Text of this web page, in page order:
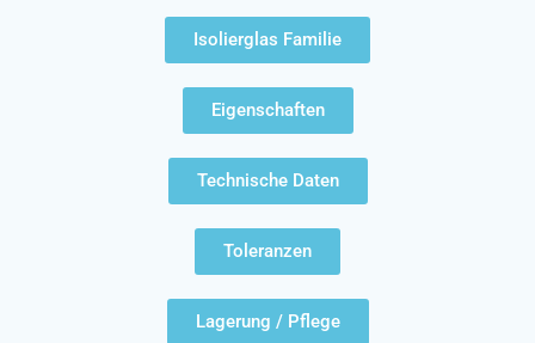
Isolierglas Familie
Eigenschaften
Technische Daten
Toleranzen
Lagerung / Pflege